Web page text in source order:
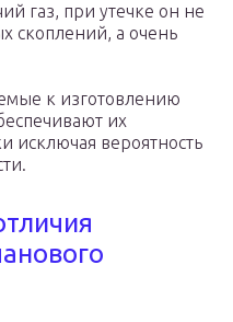
газ, при утечке он не
скоплений, а очень
к изготовлению
их
исключая вероятность